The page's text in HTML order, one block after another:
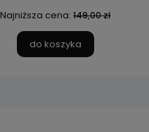
Najniższa cena: 149,00 zł
do koszyka